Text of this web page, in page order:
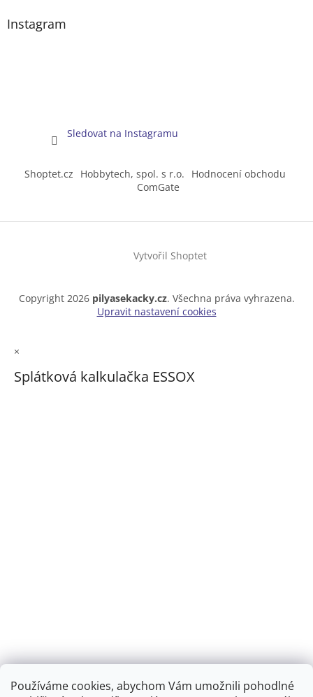
Používáme cookies, abychom Vám umožnili pohodlné
Instagram
Sledovat na Instagramu
Shoptet.cz Hobbytech, spol. s r.o.
Hodnocení obchodu
ComGate
Vytvořil Shoptet
Copyright 2026 pilyasekacky.cz. Všechna práva vyhrazena.
Upravit nastavení cookies
×
Splátková kalkulačka ESSOX